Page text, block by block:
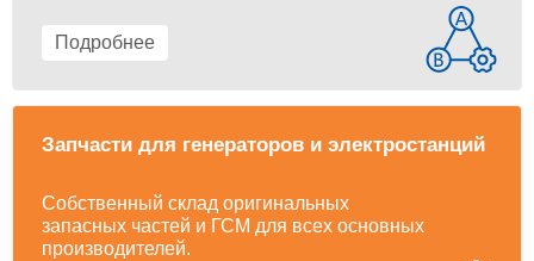
Подробнее
Запчасти для генераторов и электростанций
Собственный склад оригинальных
запасных частей и ГСМ для всех основных
производителей.